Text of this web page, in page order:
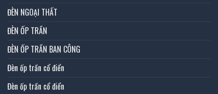
ĐÈN NGOẠI THẤT
ĐÈN ỐP TRẦN
ĐÈN ỐP TRẦN BAN CÔNG
Đèn ốp trần cổ điển
Đèn ốp trần cổ điển